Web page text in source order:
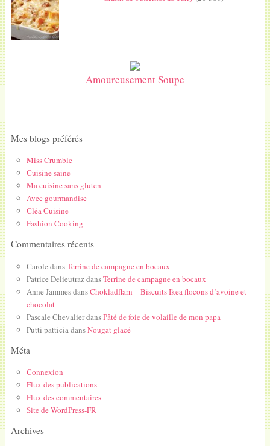
Amoureusement Soupe
Mes blogs préférés
Miss Crumble
Cuisine saine
Ma cuisine sans gluten
Avec gourmandise
Cléa Cuisine
Fashion Cooking
Commentaires récents
Carole dansTerrine de campagne en bocaux
Patrice DelieutrazdansTerrine de campagne en bocaux
Anne JammesdansChokladflarn – Biscuits Ikea flocons d’avoine et
chocolat
Pascale ChevalierdansPâté de foie de volaille de mon papa
Putti patticiadansNougat glacé
Méta
Connexion
Flux des publications
Flux des commentaires
Site de WordPress-FR
Archives